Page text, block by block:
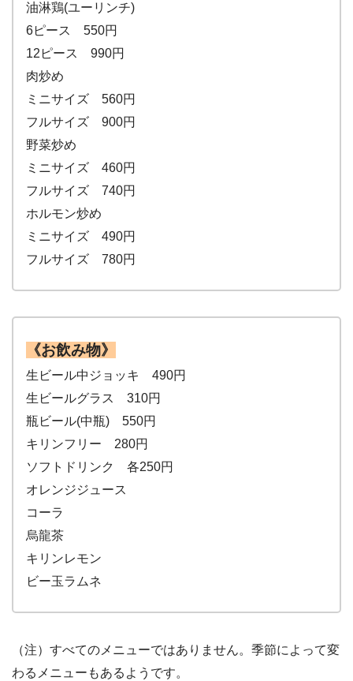
油淋鶏(ユーリンチ)
6ピース 550円
12ピース 990円
肉炒め
ミニサイズ 560円
フルサイズ 900円
野菜炒め
ミニサイズ 460円
フルサイズ 740円
ホルモン炒め
ミニサイズ 490円
フルサイズ 780円
《お飲み物》
生ビール中ジョッキ 490円
生ビールグラス 310円
瓶ビール(中瓶) 550円
キリンフリー 280円
ソフトドリンク 各250円
オレンジジュース
コーラ
烏龍茶
キリンレモン
ビー玉ラムネ
（注）すべてのメニューではありません。季節によって変
わるメニューもあるようです。